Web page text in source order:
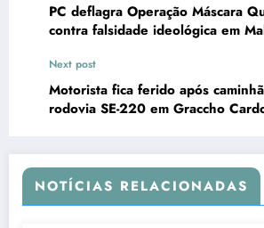
PC deflagra Operação Máscara
contra falsidade ideológica em
Next post
Motorista fica ferido após
rodovia SE-220 em Graccho
NOTÍCIAS RELACIONADAS